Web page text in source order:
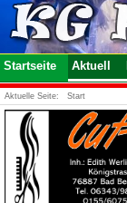
Startseite Aktuell
Aktuelle Seite: Start